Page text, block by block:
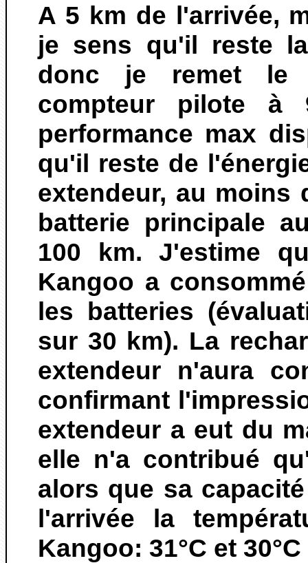
A 5 km de l'arrivée,
je sens qu'il reste
donc je remet le
compteur pilote à
performance max
qu'il reste de
extendeur, au moins
batterie principale
100 km. J'estime
Kangoo a
les batteries
sur 30 km). La
extendeur n'aura
confirmant
extendeur a eut du
elle n'a contribué
alors que sa
l'arrivée la
Kangoo: 31°C et